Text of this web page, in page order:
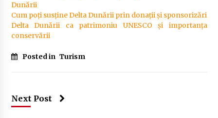
Dunării
Cum poți susține Delta Dunării prin donații și sponsorizări
Delta Dunării ca patrimoniu UNESCO și importanța
conservării
Posted in Turism
Next Post